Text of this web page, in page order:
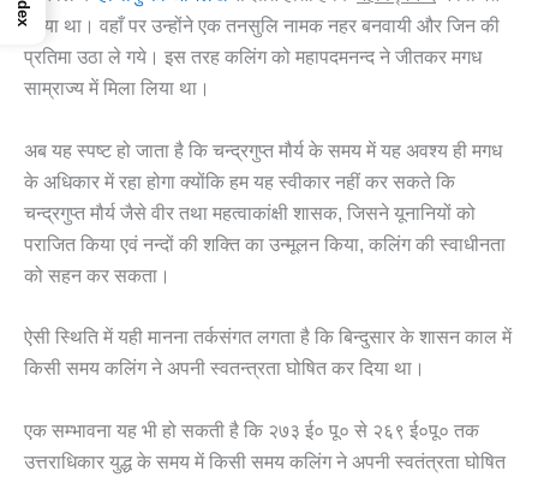
किया था। वहाँ पर उन्होंने एक तनसुलि नामक नहर बनवायी और जिन की
प्रतिमा उठा ले गये। इस तरह कलिंग को महापदमनन्द ने जीतकर मगध
साम्राज्य में मिला लिया था।
अब यह स्पष्ट हो जाता है कि चन्द्रगुप्त मौर्य के समय में यह अवश्य ही मगध
के अधिकार में रहा होगा क्योंकि हम यह स्वीकार नहीं कर सकते कि
चन्द्रगुप्त मौर्य जैसे वीर तथा महत्वाकांक्षी शासक, जिसने यूनानियों को
पराजित किया एवं नन्दों की शक्ति का उन्मूलन किया, कलिंग की स्वाधीनता
को सहन कर सकता।
ऐसी स्थिति में यही मानना तर्कसंगत लगता है कि बिन्दुसार के शासन काल में
किसी समय कलिंग ने अपनी स्वतन्त्रता घोषित कर दिया था।
एक सम्भावना यह भी हो सकती है कि २७३ ई० पू० से २६९ ई०पू० तक
उत्तराधिकार युद्ध के समय में किसी समय कलिंग ने अपनी स्वतंत्रता घोषित